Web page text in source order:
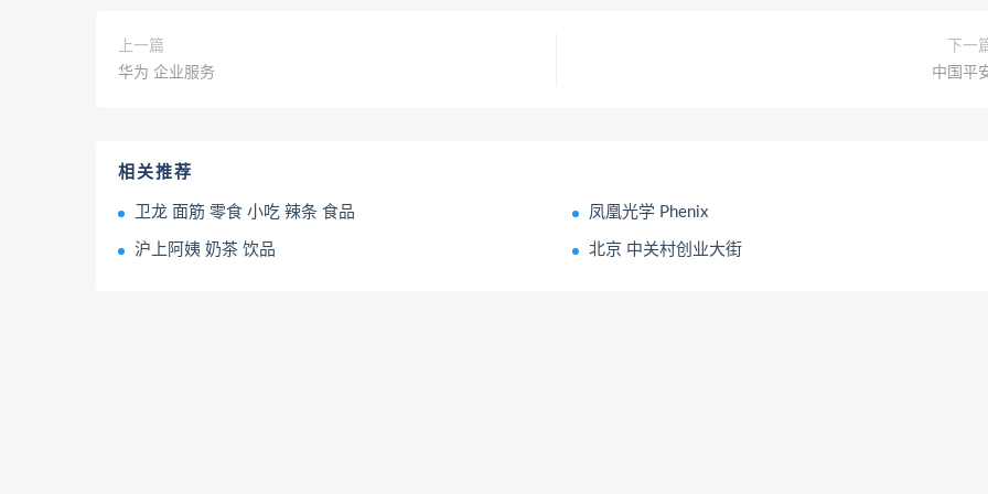
上一篇
华为 企业服务
下一
中国平
相关推荐
卫龙 面筋 零食 小吃 辣条 食品 凤凰光学 Phenix
沪上阿姨 奶茶 饮品 北京 中关村创业大街